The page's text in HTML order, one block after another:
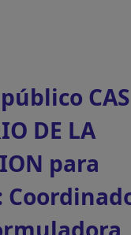
DE LA
para